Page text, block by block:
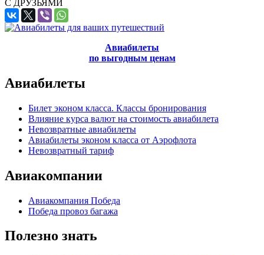
С ДРУЗЬЯМИ
Авиабилеты
по выгодным ценам
Авиабилеты
Билет эконом класса. Классы бронирования
Влияние курса валют на стоимость авиабилета
Невозвратные авиабилеты
Авиабилеты эконом класса от Аэрофлота
Невозвратный тариф
Авиакомпании
Авиакомпания Победа
Победа провоз багажа
Полезно знать